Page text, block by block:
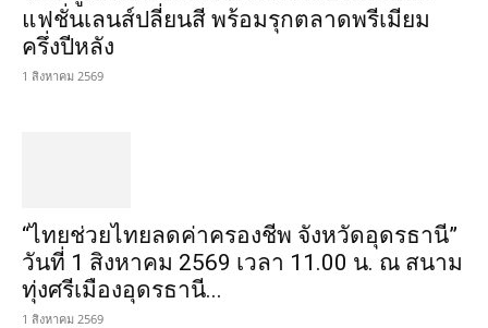
แฟชั่นเลนส์ปลี่ยนสี พร้อมรุกตลาดพรีเมียม
ครึ่งปีหลัง
1 สิงหาคม 2569
“ไทยช่วยไทยลดค่าครองชีพ จังหวัดอุดรธานี”
วันที่ 1 สิงหาคม 2569 เวลา 11.00 น. ณ สนาม
ทุ่งศรีเมืองอุดรธานี...
1 สิงหาคม 2569